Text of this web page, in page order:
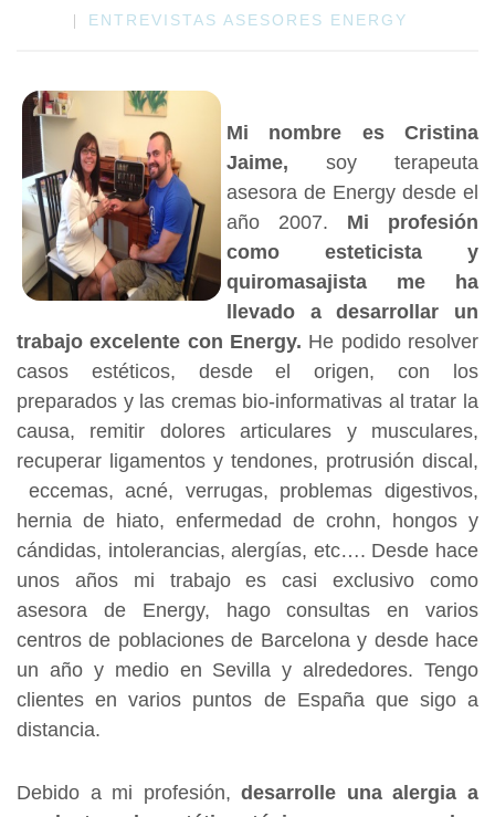
ENTREVISTAS ASESORES ENERGY
Mi nombre es Cristina
Jaime, soy terapeuta
asesora de Energy desde el
año 2007. Mi profesión
como esteticista y
quiromasajista me ha
llevado a desarrollar un
trabajo excelente con Energy. He podido resolver
casos estéticos, desde el origen, con los
preparados y las cremas bio-informativas al tratar la
causa, remitir dolores articulares y musculares,
recuperar ligamentos y tendones, protrusión discal,
eccemas, acné, verrugas, problemas digestivos,
hernia de hiato, enfermedad de crohn, hongos y
cándidas, intolerancias, alergías, etc…. Desde hace
unos años mi trabajo es casi exclusivo como
asesora de Energy, hago consultas en varios
centros de poblaciones de Barcelona y desde hace
un año y medio en Sevilla y alrededores. Tengo
clientes en varios puntos de España que sigo a
distancia.
Debido a mi profesión,desarrolle una alergia a